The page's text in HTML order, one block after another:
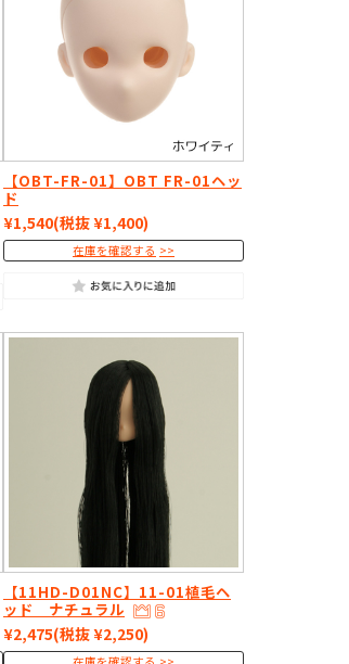
【OBT-FR-01】OBT FR-01ヘッ
ド
¥1,540(税抜 ¥1,400)
在庫を確認する
【11HD-D01NC】11-01植毛ヘ
ッド ナチュラル
¥2,475(税抜 ¥2,250)